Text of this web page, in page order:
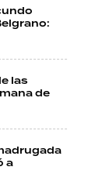
las
de
a